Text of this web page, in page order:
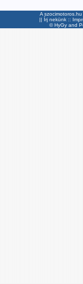
A
|| Írj nekünk ::
©HyGyand